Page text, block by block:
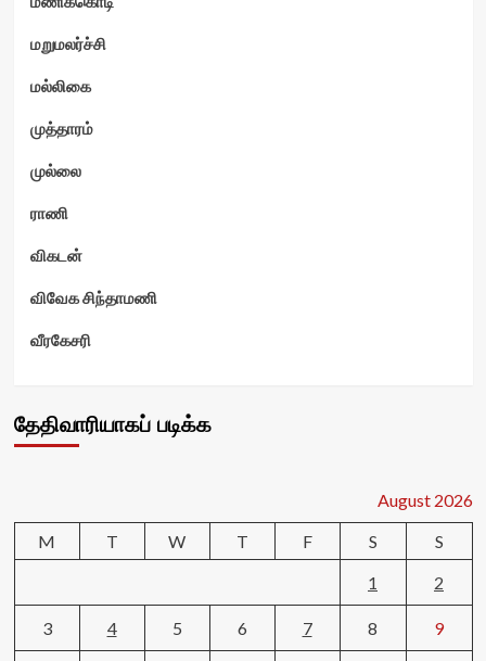
மறுமலர்ச்சி
மல்லிகை
முத்தாரம்
முல்லை
ராணி
விகடன்
விவேக சிந்தாமணி
வீரகேசரி
தேதிவாரியாகப் படிக்க
August 2026
M
T W T F S
S
1
2
3 4 5 6 7 8 9